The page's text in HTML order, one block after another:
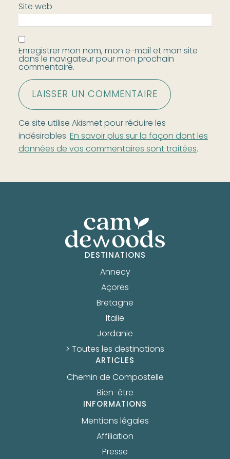
Site web
Enregistrer mon nom, mon e-mail et mon site
dans le navigateur pour mon prochain
commentaire.
Ce site utilise Akismet pour réduire les
indésirables.En savoir plus sur la façon dont les
données de vos commentaires sont traitées.
DESTINATIONS
Annecy
Açores
Bretagne
Italie
Jordanie
> Toutes les destinations
ARTICLES
Chemin de Compostelle
Bien-être
INFORMATIONS
Mentions légales
Affiliation
Presse